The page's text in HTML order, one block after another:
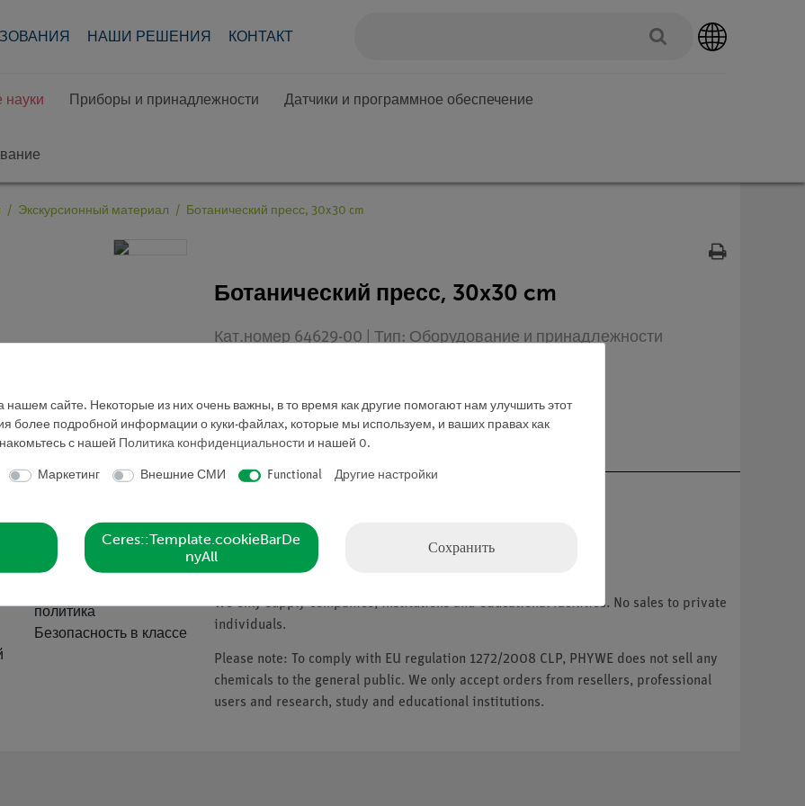
НАШИ РЕШЕНИЯ КОНТАКТ
науки Приборы и принадлежности Датчики и программное обеспечение
Экскурсионный материал Ботанический пресс, 30x30 cm
Ботанический пресс, 30x30 cm
Кат.номер 64629-00 | Тип: Оборудование и принадлежности
Запросить предложение
Компания
О нас
политика
Безопасность в классе
Please note
* Prices subject to VAT.
We only supply companies, institutions and educational facilities. No sales to private
individuals.
Please note: To comply with EU regulation 1272/2008 CLP, PHYWE does not sell any
chemicals to the general public. We only accept orders from resellers, professional
users and research, study and educational institutions.
сайте. Некоторые из них очень важны, в то время как другие помогают нам улучшить этот
более подробной информации о куки-файлах, которые мы используем, и ваших правах как
с нашей
Политика конфиденциальности и нашей 0.
Маркетинг Внешние СМИ Functional Другие настройки
Ceres::Template.cookieBarDe
nyAll
Сохранить